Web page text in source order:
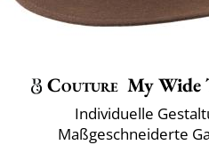
Couture My Wide
Individuelle
Maßgeschneiderte